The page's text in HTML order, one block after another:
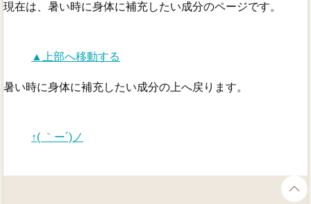
現在は、暑い時に身体に補充したい成分のページです。
▲上部へ移動する
暑い時に身体に補充したい成分の上へ戻ります。
↑( ｀ー´)ノ